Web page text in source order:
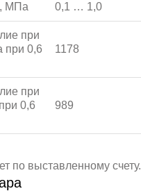
МПа 0,1 … 1,0
при
при 0,6
1178
при
0,6
989
по выставленному счету.